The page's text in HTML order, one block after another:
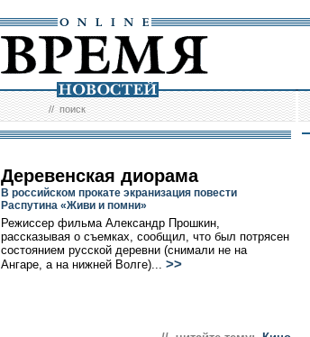
//поиск
Деревенская диорама
В российском прокате экранизация повести
Распутина «Живи и помни»
Режиссер фильма Александр Прошкин,
рассказывая о съемках, сообщил, что был потрясен
состоянием русской деревни (снимали не на
Ангаре, а на нижней Волге)... >>